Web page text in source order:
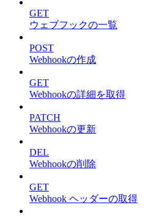
GET
ウェブフックの一覧
POST
Webhookの作成
GET
Webhookの詳細を取得
PATCH
Webhookの更新
DEL
Webhookの削除
GET
Webhook ヘッダーの取得